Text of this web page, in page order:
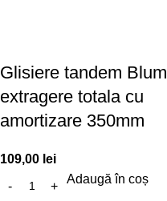
Glisiere tandem Blum
extragere totala cu
amortizare 350mm
109,00 lei
Adaugă în coș